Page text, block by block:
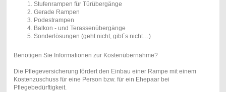
Stufenrampen für Türübergänge
Gerade Rampen
Podestrampen
Balkon - und Terassenübergänge
Sonderlösungen (geht nicht, gibt`s nicht…)
Benötigen Sie Informationen zur Kostenübernahme?
Die Pflegeversicherung fördert den Einbau einer Rampe mit einem
Kostenzuschuss für eine Person bzw. für ein Ehepaar bei
Pflegebedürftigkeit.